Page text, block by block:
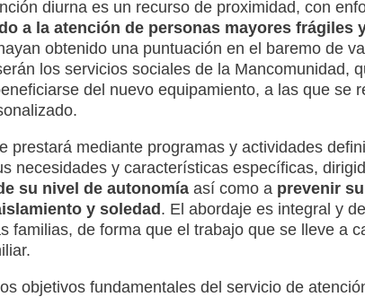
diurna es un recurso de proximidad, con
a la atención de personas mayores frágiles
obtenido una puntuación en el baremo de
los servicios sociales de la Mancomunidad,
del nuevo equipamiento, a las que se
prestará mediante programas y actividades
necesidades y características específicas,
su nivel de autonomíaasí como a prevenir
y soledad . El abordaje es integral y
familias, de forma que el trabajo que se lleve a
objetivos fundamentales del servicio de